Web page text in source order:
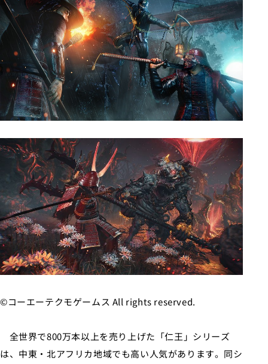
©コーエーテクモゲームス All rights reserved.
全世界で800万本以上を売り上げた「仁王」シリーズ
は、中東・北アフリカ地域でも高い人気があります。同シ